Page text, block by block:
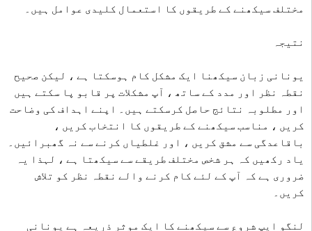
مختلف سیکھنے کے طریقوں کا استعمال کلیدی عوامل ہیں۔
نتیجہ
یونانی زبان سیکھنا ایک مشکل کام ہوسکتا ہے ، لیکن صحیح
نقطہ نظر اور مدد کے ساتھ ، آپ مشکلات پر قابو پا سکتے ہیں
اور مطلوبہ نتائج حاصل کرسکتے ہیں۔ اپنے اہداف کی وضاحت
کریں ، مناسب سیکھنے کے طریقوں کا انتخاب کریں ،
باقاعدگی سے مشق کریں ، اور غلطیاں کرنے سے نہ گھبرائیں۔
یاد رکھیں کہ ہر شخص مختلف طریقے سے سیکھتا ہے ، لہذا یہ
ضروری ہے کہ آپ کے لئے کام کرنے والے نقطہ نظر کو تلاش
کریں۔
لنگو ایپ شروع سے سیکھنے کا ایک موثر ذریعہ ہے یونانی